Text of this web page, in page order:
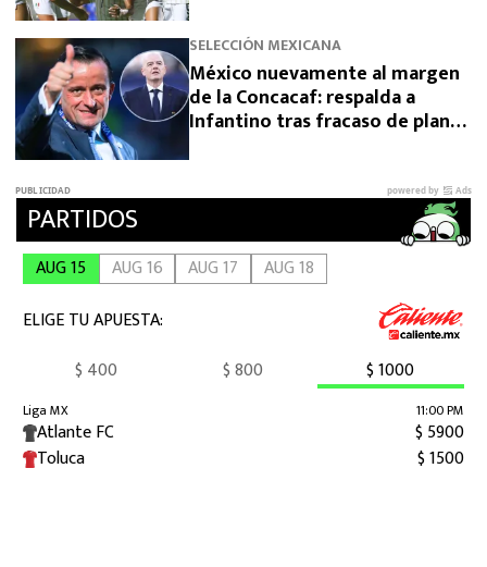
SELECCIÓN MEXICANA
México nuevamente al margen
de la Concacaf: respalda a
Infantino tras fracaso de plan